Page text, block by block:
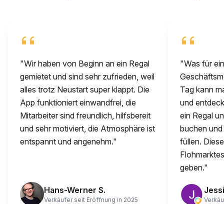
"Wir haben von Beginn an ein Regal
gemietet und sind sehr zufrieden, weil
alles trotz Neustart super klappt. Die
App funktioniert einwandfrei, die
Mitarbeiter sind freundlich, hilfsbereit
und sehr motiviert, die Atmosphäre ist
entspannt und angenehm."
Hans-Werner S.
Verkäufer seit Eröffnung in 2025
"Was für
Tag kann
und
ein Regal
buchen
füllen.
geben."